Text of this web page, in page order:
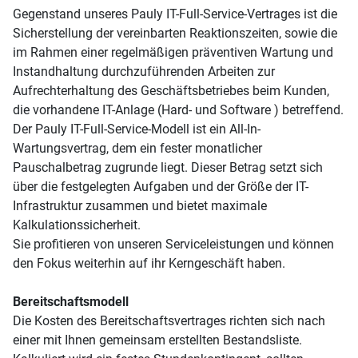
Gegenstand unseres Pauly IT-Full-Service-Vertrages ist die
Sicherstellung der vereinbarten Reaktionszeiten, sowie die
im Rahmen einer regelmäßigen präventiven Wartung und
Instandhaltung durchzuführenden Arbeiten zur
Aufrechterhaltung des Geschäftsbetriebes beim Kunden,
die vorhandene IT-Anlage (Hard- und Software ) betreffend.
Der Pauly IT-Full-Service-Modell ist ein All-In-
Wartungsvertrag, dem ein fester monatlicher
Pauschalbetrag zugrunde liegt. Dieser Betrag setzt sich
über die festgelegten Aufgaben und der Größe der IT-
Infrastruktur zusammen und bietet maximale
Kalkulationssicherheit.
Sie profitieren von unseren Serviceleistungen und können
den Fokus weiterhin auf ihr Kerngeschäft haben.
Bereitschaftsmodell
Die Kosten des Bereitschaftsvertrages richten sich nach
einer mit Ihnen gemeinsam erstellten Bestandsliste.